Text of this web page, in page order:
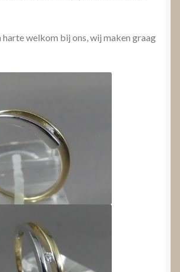
welkom bij ons, wij maken graag